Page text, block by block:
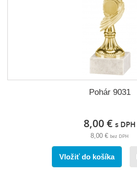
Pohár 9031
8,00 € s DPH
8,00 € bez DPH
Vložiť do košíka